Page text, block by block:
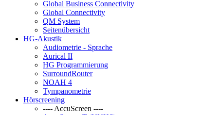
Global Business Connectivity
Global Connectivity
QM System
Seitenübersicht
HG-Akustik
Audiometrie - Sprache
Aurical II
HG Programmierung
SurroundRouter
NOAH 4
Tympanometrie
Hörscreening
---- AccuScreen ----